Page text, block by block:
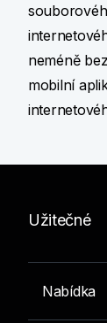
neméně
mobilní
Užitečné
Nabídka